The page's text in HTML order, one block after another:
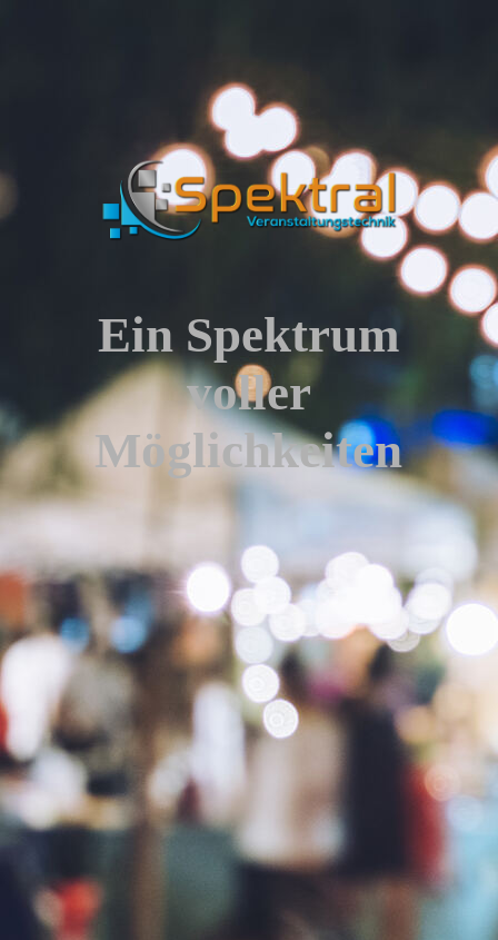
Ein Spektrum
voller
Möglichkeiten